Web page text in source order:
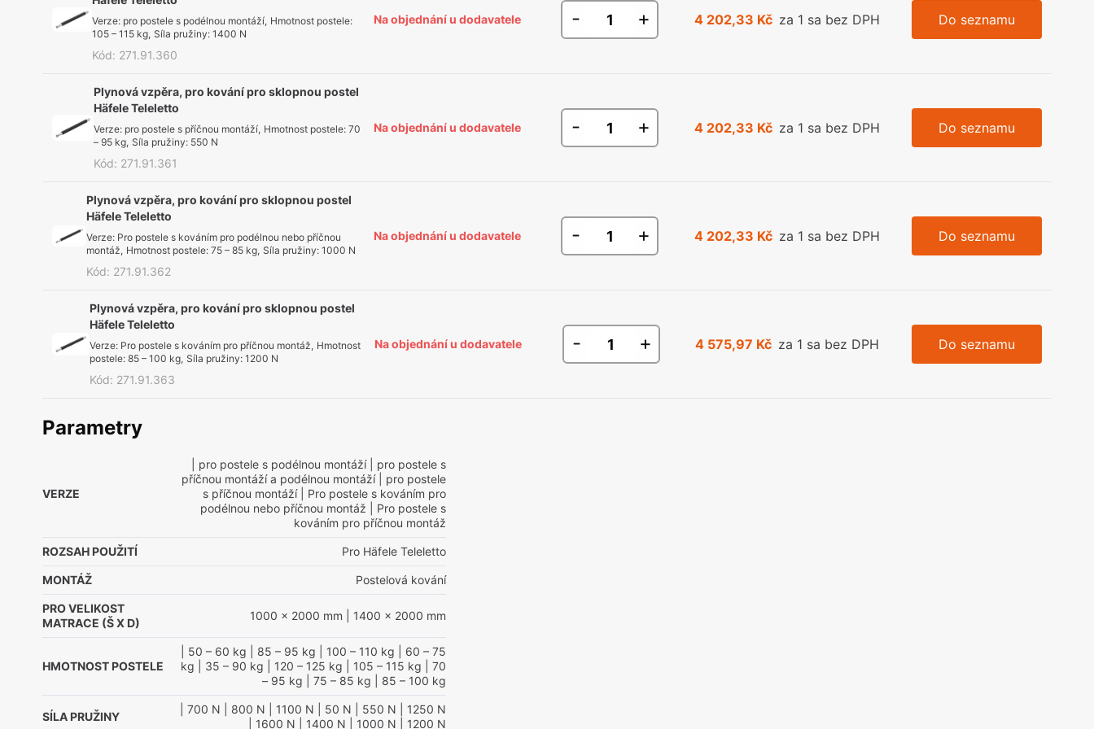
Verze: pro postele s podélnou montáží, Hmotnost postele:
105 – 115 kg, Síla pružiny:1400 N
Kód: 271.91.360
Na objednání u dodavatele - + 4 202,33 Kč za 1 sa bez DPH Do seznamu
Plynová vzpěra, pro kování pro sklopnou postel
Häfele Teleletto
Verze: pro postele s příčnou montáží, Hmotnost postele:70
– 95 kg, Síla pružiny: 550 N
Kód: 271.91.361
Na objednání u dodavatele - + 4 202,33 Kč za 1 sa bez DPH Do seznamu
Plynová vzpěra, pro kování pro sklopnou postel
Häfele Teleletto
Verze: Pro postele s kováním pro podélnou nebo příčnou
montáž, Hmotnost postele: 75 – 85 kg, Síla pružiny: 1000 N
Kód: 271.91.362
Na objednání u dodavatele - + 4 202,33 Kč za 1 sa bez DPH Do seznamu
Plynová vzpěra, pro kování pro sklopnou postel
Häfele Teleletto
Verze: Pro postele s kováním pro příčnou montáž, Hmotnost
postele: 85 – 100 kg, Síla pružiny: 1200 N
Kód: 271.91.363
Na objednání u dodavatele - + 4 575,97 Kč za 1 sa bez DPH Do seznamu
Parametry
VERZE
| pro postele s podélnou montáží| pro postele s
příčnou montáží a podélnou montáží| pro postele
s příčnou montáží| Pro postele s kováním pro
podélnou nebo příčnou montáž | Pro postele s
kováním pro příčnou montáž
ROZSAH POUŽITÍ Pro Häfele Teleletto
MONTÁŽ Postelová kování
PRO VELIKOST
MATRACE (Š X D)
1000 x 2000 mm | 1400 x 2000 mm
HMOTNOST POSTELE
| 50 – 60 kg | 85 – 95 kg | 100 – 110 kg | 60 – 75
kg | 35 – 90 kg | 120 – 125 kg | 105 – 115 kg | 70
– 95 kg | 75 – 85 kg | 85 – 100 kg
SÍLA PRUŽINY
| 700 N | 800 N | 1100 N | 50 N | 550 N | 1250 N
| 1600 N | 1400 N | 1000 N | 1200 N